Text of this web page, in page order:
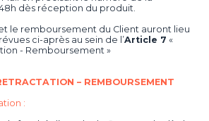
dès réception du produit.
le remboursement du Client auront lieu
ci-après au sein de l’Article 7 «
- Remboursement »
– REMBOURSEMENT
: